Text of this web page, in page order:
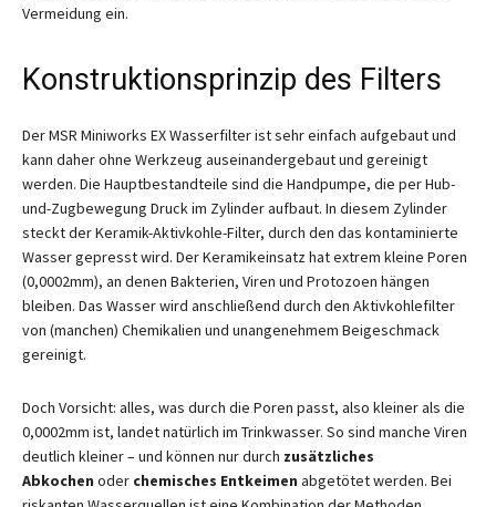
Vermeidung ein.
Konstruktionsprinzip des Filters
Der MSR Miniworks EX Wasserfilter ist sehr einfach aufgebaut und
kann daher ohne Werkzeug auseinandergebaut und gereinigt
werden. Die Hauptbestandteile sind die Handpumpe, die per Hub-
und-Zugbewegung Druck im Zylinder aufbaut. In diesem Zylinder
steckt der Keramik-Aktivkohle-Filter, durch den das kontaminierte
Wasser gepresst wird. Der Keramikeinsatz hat extrem kleine Poren
(0,0002mm), an denen Bakterien, Viren und Protozoen hängen
bleiben. Das Wasser wird anschließend durch den Aktivkohlefilter
von (manchen) Chemikalien und unangenehmem Beigeschmack
gereinigt.
Doch Vorsicht: alles, was durch die Poren passt, also kleiner als die
0,0002mm ist, landet natürlich im Trinkwasser. So sind manche Viren
deutlich kleiner – und können nur durch zusätzliches
Abkochen oder chemisches Entkeimen abgetötet werden. Bei